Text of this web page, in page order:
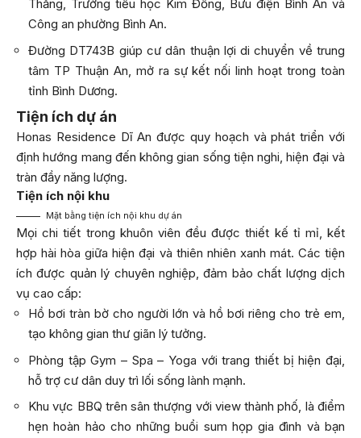
Thắng, Trường tiểu học Kim Đồng, Bưu điện Bình An và
Công an phường Bình An.
Đường DT743B giúp cư dân thuận lợi di chuyển về trung
tâm TP Thuận An, mở ra sự kết nối linh hoạt trong toàn
tỉnh Bình Dương.
Tiện ích dự án
Honas Residence Dĩ An được quy hoạch và phát triển với
định hướng mang đến không gian sống tiện nghi, hiện đại và
tràn đầy năng lượng.
Tiện ích nội khu
Mặt bằng tiện ích nội khu dự án
Mọi chi tiết trong khuôn viên đều được thiết kế tỉ mỉ, kết
hợp hài hòa giữa hiện đại và thiên nhiên xanh mát. Các tiện
ích được quản lý chuyên nghiệp, đảm bảo chất lượng dịch
vụ cao cấp:
Hồ bơi tràn bờ cho người lớn và hồ bơi riêng cho trẻ em,
tạo không gian thư giãn lý tưởng.
Phòng tập Gym – Spa – Yoga với trang thiết bị hiện đại,
hỗ trợ cư dân duy trì lối sống lành mạnh.
Khu vực BBQ trên sân thượng với view thành phố, là điểm
hẹn hoàn hảo cho những buổi sum họp gia đình và bạn